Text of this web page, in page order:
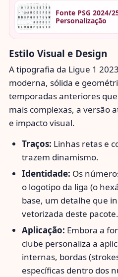
Fonte PSG 2024/25 – Download TTF
Personalização
Estilo Visual e Design
A tipografia da Ligue 1
moderna, sólida e
temporadas anteriores
mais complexas, a versão
e impacto visual.
Traços: Linhas retas e
trazem dinamismo.
Identidade: Os
o logotipo da liga (o
base, um detalhe que
vetorizada deste pacote.
Aplicação: Embora a
clube personaliza a
internas, bordas
específicas dentro dos